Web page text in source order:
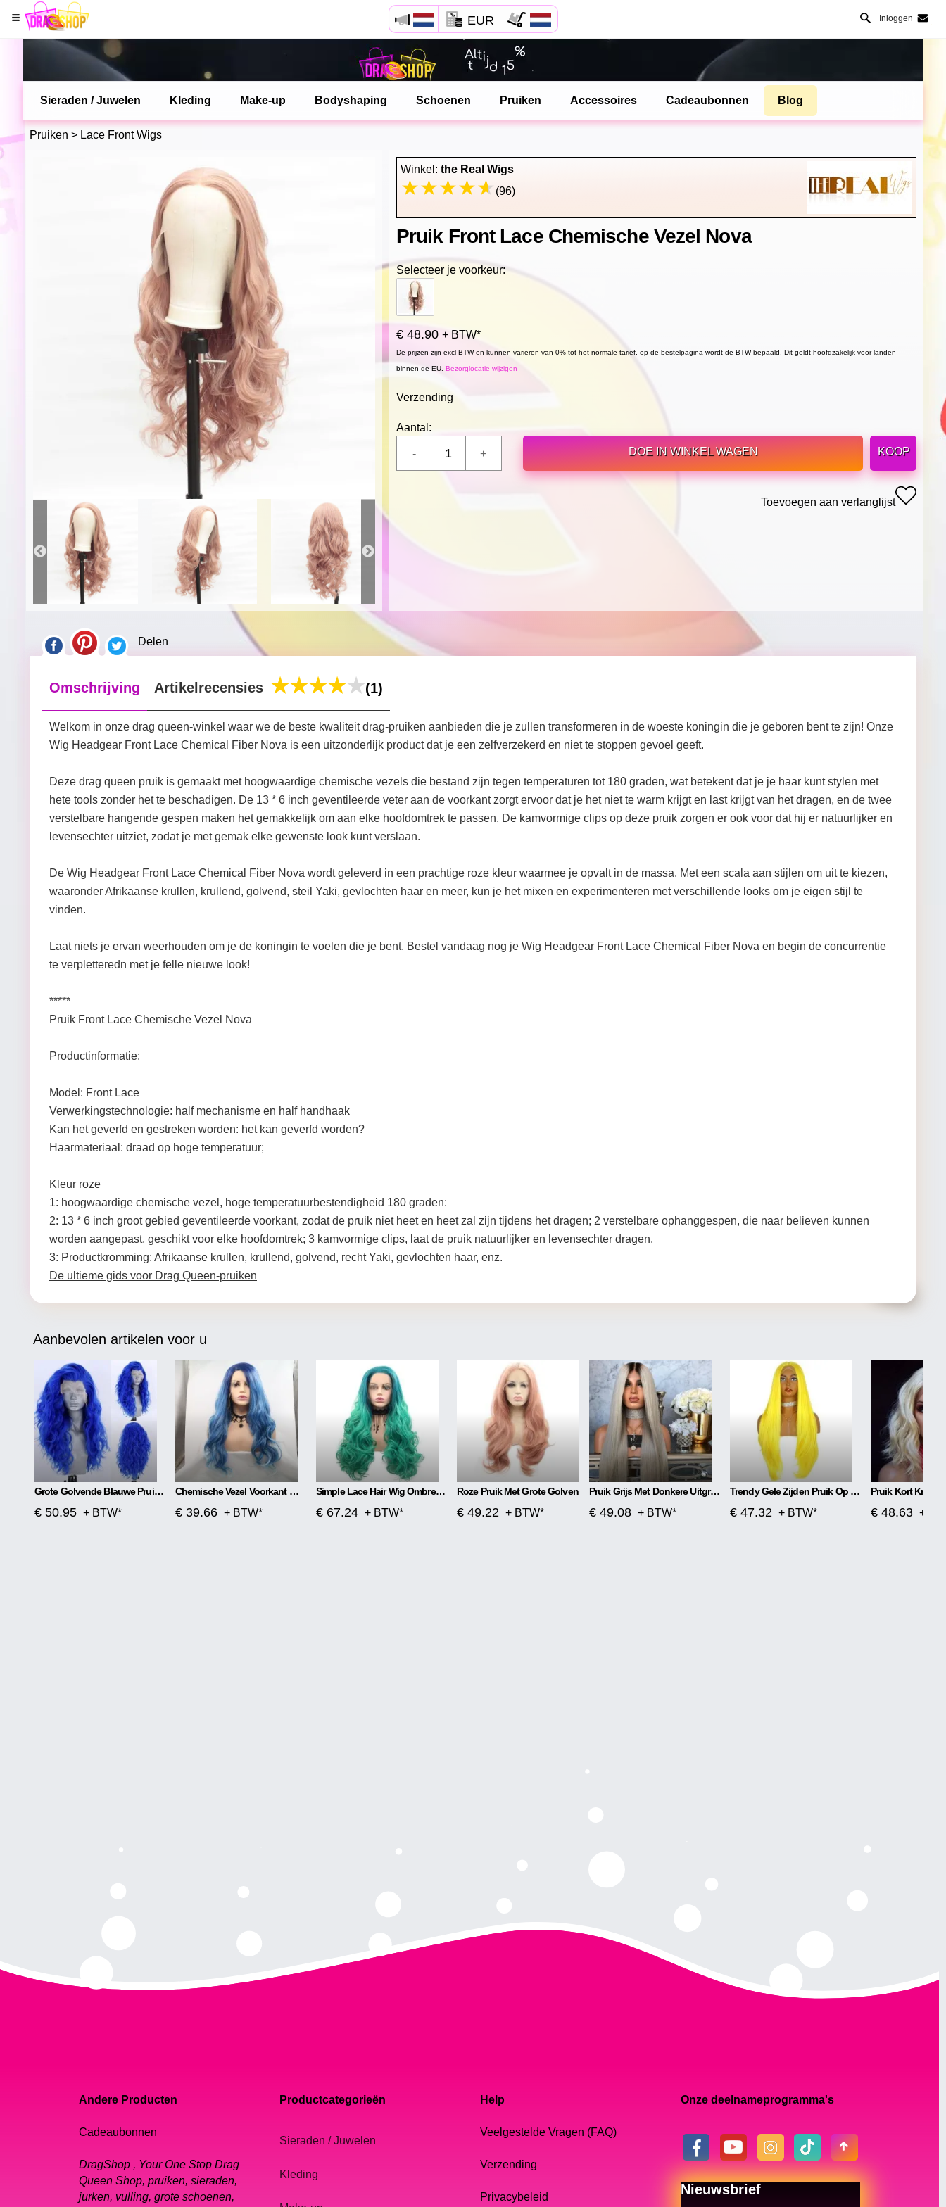
EUR Inloggen
Sieraden / Juwelen Kleding Make-up Bodyshaping Schoenen Pruiken Accessoires Cadeaubonnen Blog
Pruiken > Lace Front Wigs
Winkel: the Real Wigs
(96)
Pruik Front Lace Chemische Vezel Nova
Selecteer je voorkeur:
€ 48.90 + BTW*
De prijzen zijn excl BTW en kunnen varieren van 0% tot het normale tarief, op de bestelpagina wordt de BTW bepaald. Dit geldt hoofdzakelijk voor landen
binnen de EU. Bezorglocatie wijzigen
Verzending
Aantal:
DOE IN WINKEL WAGEN
KOOP
Toevoegen aan verlanglijst
Delen
Omschrijving Artikelrecensies (1)
Welkom in onze drag queen-winkel waar we de beste kwaliteit drag-pruiken aanbieden die je zullen transformeren in de woeste koningin die je geboren bent te zijn! Onze
Wig Headgear Front Lace Chemical Fiber Nova is een uitzonderlijk product dat je een zelfverzekerd en niet te stoppen gevoel geeft.
Deze drag queen pruik is gemaakt met hoogwaardige chemische vezels die bestand zijn tegen temperaturen tot 180 graden, wat betekent dat je je haar kunt stylen met
hete tools zonder het te beschadigen. De 13 * 6 inch geventileerde veter aan de voorkant zorgt ervoor dat je het niet te warm krijgt en last krijgt van het dragen, en de twee
verstelbare hangende gespen maken het gemakkelijk om aan elke hoofdomtrek te passen. De kamvormige clips op deze pruik zorgen er ook voor dat hij er natuurlijker en
levensechter uitziet, zodat je met gemak elke gewenste look kunt verslaan.
De Wig Headgear Front Lace Chemical Fiber Nova wordt geleverd in een prachtige roze kleur waarmee je opvalt in de massa. Met een scala aan stijlen om uit te kiezen,
waaronder Afrikaanse krullen, krullend, golvend, steil Yaki, gevlochten haar en meer, kun je het mixen en experimenteren met verschillende looks om je eigen stijl te
vinden.
Laat niets je ervan weerhouden om je de koningin te voelen die je bent. Bestel vandaag nog je Wig Headgear Front Lace Chemical Fiber Nova en begin de concurrentie
te verpletteredn met je felle nieuwe look!
*****
Pruik Front Lace Chemische Vezel Nova
Productinformatie:
Model: Front Lace
Verwerkingstechnologie: half mechanisme en half handhaak
Kan het geverfd en gestreken worden: het kan geverfd worden?
Haarmateriaal: draad op hoge temperatuur;
Kleur roze
1: hoogwaardige chemische vezel, hoge temperatuurbestendigheid 180 graden:
2: 13 * 6 inch groot gebied geventileerde voorkant, zodat de pruik niet heet en heet zal zijn tijdens het dragen; 2 verstelbare ophanggespen, die naar believen kunnen
worden aangepast, geschikt voor elke hoofdomtrek; 3 kamvormige clips, laat de pruik natuurlijker en levensechter dragen.
3: Productkromming: Afrikaanse krullen, krullend, golvend, recht Yaki, gevlochten haar, enz.
De ultieme gids voor Drag Queen-pruiken
Aanbevolen artikelen voor u
Grote Golvende Blauwe Pruik Met Front Lace
€ 50.95 + BTW*
Chemische Vezel Voorkant Met Middenscheiding, Mat Lang Krullend Haar
€ 39.66 + BTW*
Simple Lace Hair Wig Ombre Blauw Tot Groen
€ 67.24 + BTW*
Roze Pruik Met Grote Golven
€ 49.22 + BTW*
Pruik Grijs Met Donkere Uitgroei
€ 49.08 + BTW*
Trendy Gele Zijden Pruik Op Hoge Temperatuur
€ 47.32 + BTW*
Pruik Kort
€ 48.63 +
Open Safari menu.
of klik de safari knop zoals hiernaast getoont
en klik TOEVOEGEN AAN BUREAUBLAD
Andere Producten
Cadeaubonnen
DragShop , Your One Stop Drag
Queen Shop, pruiken, sieraden,
jurken, vulling, grote schoenen,
Productcategorieën
Sieraden / Juwelen
Kleding
Help
Veelgestelde Vragen (FAQ)
Verzending
Privacybeleid
Onze deelnameprogramma's
Nieuwsbrief